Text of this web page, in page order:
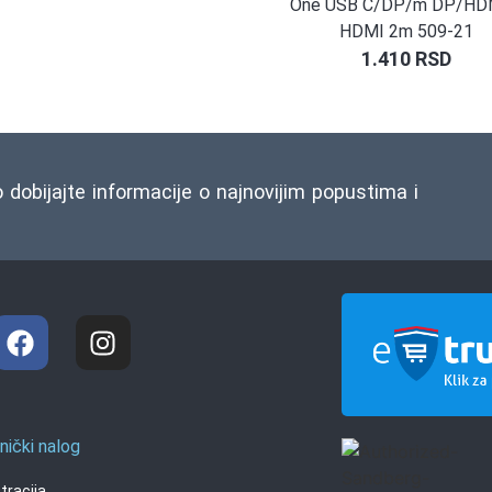
One USB C/DP/m DP/
HDMI 2m 509-21
1.410 RSD
informacije o najnovijim popustima i
nalog